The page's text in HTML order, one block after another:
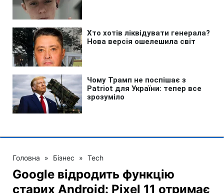
Головна » Бізнес » Tech
Google відродить функцію
старих Android: Pixel 11 отримає